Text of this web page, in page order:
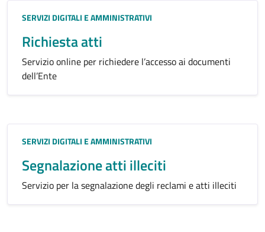
Categoria:
SERVIZI DIGITALI E AMMINISTRATIVI
Richiesta atti
Servizio online per richiedere l’accesso ai documenti
dell’Ente
Categoria:
SERVIZI DIGITALI E AMMINISTRATIVI
Segnalazione atti illeciti
Servizio per la segnalazione degli reclami e atti illeciti